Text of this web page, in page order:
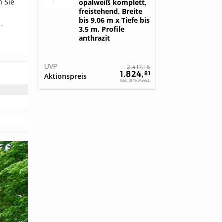
(dank
Sie
der
sind
opalweiß komplett,
freistehend, Breite
bis 9,06 m x Tiefe bis
3,5 m. Profile
anthrazit
Aktionspreis 1.824,81
UVP 2.417,16
Inkl. 19 % MwSt.